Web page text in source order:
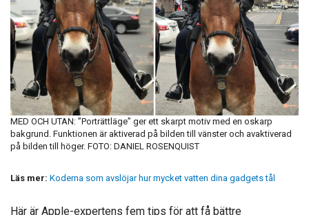
MED OCH UTAN: ”Porträttläge” ger ett skarpt motiv med en oskarp
bakgrund. Funktionen är aktiverad på bilden till vänster och avaktiverad
på bilden till höger. FOTO: DANIEL ROSENQUIST
Läs mer: Koderna som avslöjar hur mycket vatten dina gadgets tål
Här är Apple-expertens fem tips för att få bättre